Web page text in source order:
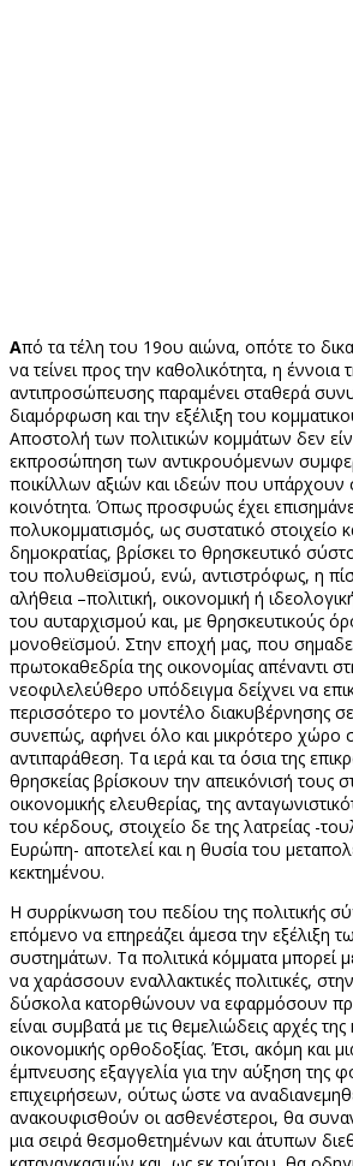
Από τα τέλη του 19ου αιώνα, οπότε το
να τείνει προς την καθολικότητα, η έννοια
αντιπροσώπευσης παραμένει σταθερά
διαμόρφωση και την εξέλιξη του
Αποστολή των πολιτικών κομμάτων δεν
εκπροσώπηση των αντικρουόμενων
ποικίλλων αξιών και ιδεών που υπάρχουν
κοινότητα. Όπως προσφυώς έχει
πολυκομματισμός, ως συστατικό στοιχείο
δημοκρατίας, βρίσκει το θρησκευτικό
του πολυθεϊσμού, ενώ, αντιστρόφως, η
αλήθεια –πολιτική, οικονομική ή
του αυταρχισμού και, με θρησκευτικούς
μονοθεϊσμού. Στην εποχή μας, που
πρωτοκαθεδρία της οικονομίας απέναντι
νεοφιλελεύθερο υπόδειγμα δείχνει να
περισσότερο το μοντέλο διακυβέρνησης
συνεπώς, αφήνει όλο και μικρότερο χώρο
αντιπαράθεση. Τα ιερά και τα όσια της
θρησκείας βρίσκουν την απεικόνισή τους
οικονομικής ελευθερίας, της
του κέρδους, στοιχείο δε της λατρείας -
Ευρώπη- αποτελεί και η θυσία του
κεκτημένου.
Η συρρίκνωση του πεδίου της πολιτικής
επόμενο να επηρεάζει άμεσα την εξέλιξη
συστημάτων. Τα πολιτικά κόμματα μπορεί
να χαράσσουν εναλλακτικές πολιτικές,
δύσκολα κατορθώνουν να εφαρμόσουν
είναι συμβατά με τις θεμελιώδεις αρχές της
οικονομικής ορθοδοξίας. Έτσι, ακόμη και
έμπνευσης εξαγγελία για την αύξηση της
επιχειρήσεων, ούτως ώστε να
ανακουφισθούν οι ασθενέστεροι, θα
μια σειρά θεσμοθετημένων και άτυπων